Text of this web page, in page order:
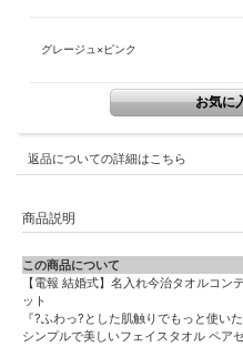
グレージュ×ピンク
返品についての詳細はこちら
商品説明
この商品について
【電報 結婚式】名入れ今治タオルコ
ット
『?ふわっ?とした肌触りでもっと使い
シンプルで美しいフェイスタオル ペアセ